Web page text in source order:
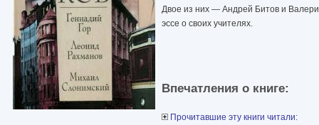
Двое из них — Андрей Битов и
эссе о своих учителях.
Впечатления о книге:
Прочитавшие эту книги читали: